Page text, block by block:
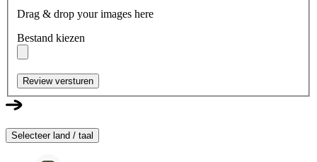
Drag & drop your images here
Bestand kiezen
Review versturen
Selecteer land / taal